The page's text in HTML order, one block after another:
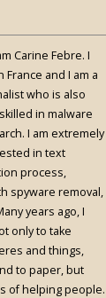
Carine Febre. I
France and I am a
who is also
in malware
I am extremely
in text
process,
spyware removal,
years ago, I
only to take
and things,
to paper, but
of helping people.